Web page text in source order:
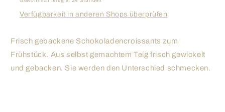
Verfügbarkeit in anderen Shops überprüfen
Frisch gebackene Schokoladencroissants zum
Frühstück. Aus selbst gemachtem Teig frisch gewickelt
und gebacken. Sie werden den Unterschied schmecken.